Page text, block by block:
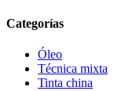
Categorías
Óleo
Técnica mixta
Tinta china